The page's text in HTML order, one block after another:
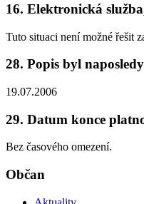
16. Elektronická
Tuto situaci není možné řešit
28. Popis byl
19.07.2006
29. Datum konce
Bez časového omezení.
Občan